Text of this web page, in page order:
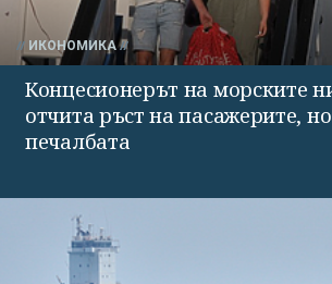
ИКОНОМИКА
Концесионерът на морските
отчита ръст на пасажерите,
печалбата